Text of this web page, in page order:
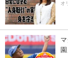
オ
園